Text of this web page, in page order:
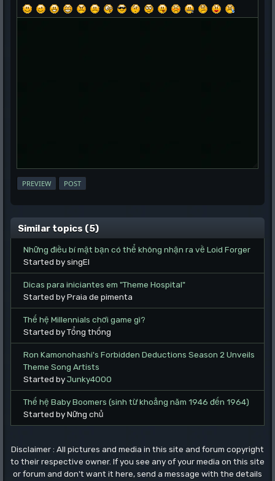
Similar topics (5)
Những điều bí mật bạn có thể không nhận ra về Loid Forger
Started by singEl
Dicas para iniciantes em "Theme Hospital"
Started by Praia de pimenta
Thế hệ Millennials chơi game gì?
Started by Tổng thống
Ron Kamonohashi's Forbidden Deductions Season 2 Unveils
Theme Song Artists
Started byJunky4000
Thế hệ Baby Boomers (sinh từ khoảng năm 1946 đến 1964)
Started by Nững chủ
Disclaimer : All pictures and media in this site and forum copyright
to their respective owner. If you see any of your media on this site
or forum and don't want it here, send a message with the details